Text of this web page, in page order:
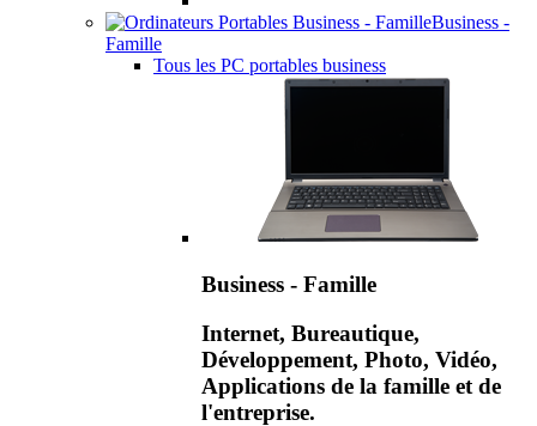
Business -
Famille
Tous les PC portables business
Business - Famille
Internet, Bureautique,
Développement, Photo, Vidéo,
Applications de la famille et de
l'entreprise.